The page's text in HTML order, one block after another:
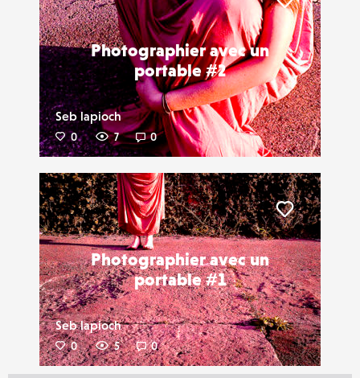
Photographier avec un
portable #2
Seb lapioch
0 7 0
Liker
Photographier avec un
portable #1
Seb lapioch
0 5 0
Liker